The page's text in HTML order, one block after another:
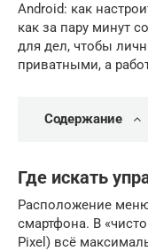
Android: как
как за пару минут
для дел, чтобы
приватными, а
Содержание
Где искать
Расположение
смартфона. В
Pixel) всё